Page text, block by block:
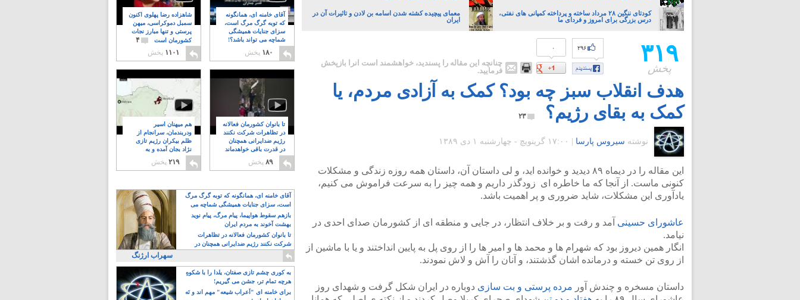
کودتای ننگین ۲۸ مرداد ساخته و پرداخته کمپانی های نفتی،
درس بزرگی برای امروز و فردای ما
معمای پیچیده کشته شدن اسامه بن لادن و تاثیرات آن در
ایران
۳۱۹
پخش
۰ ۲۹۶
چنانچه این مقاله را پسندید، خواهشمند است آنرا بازپخش
فرمایید.
هدف انقلاب سبز چه بود؟ کمک به آزادی مردم، یا
کمک به بقای رژیم؟
۲۳
نوشته سیروس پارسا ۱۷:۰۰ گرينويچ - چهارشنبه ۱ دی ۱۳۸۹
این مقاله را در دیماه ۸۹ دیدید و خوانده اید، و لی داستان آن، داستان همه روزه زندگی و مشکلات
کنونی ماست. از آنجا که ما خاطره ای زودگذر داریم و همه چیز را به سرعت فراموش می کنیم،
یادآوری این مشکلات، شاید ضروری و پر اهمیت باشد.
عاشورای حسینی آمد و رفت و بر خلاف انتظار، در جایی و منطقه ای از کشورمان صدای احدی در
نیامد.
انگار همین دیروز بود که شهرام ها و محمد ها و امیر ها را از روی پل به پایین انداختند و یا با ماشین از
از روی تن خسته و درمانده اشان گذشتند، و آنان را آش و لاش نمودند.
داستان مسخره و چندش آور مرده پرستی و بت سازی دوباره در ایران شکل گرفت و شهدای روز
شاهزاده رضا پهلوی اکنون
سمبل دموکراسی، میهن
پرستی و تنها مبارز نجات
کشورمان است
۴
۱۱۰۱ پخش
آقای خامنه ای، همانگونه
که توبه گرگ مرگ است،
سزای جنایات همیشگی
شماچه می تواند باشد؟!
۸
۱۸۰ پخش
هم میهنان اسیر
ودربندمان، سرانجام از
ظلم بیکران رژیم تازی
نژاد بجان آمده و به
۲۱۹ پخش
تا بانوان کشورمان فعالانه
در تظاهرات شرکت نکنند
رژیم ضدایرانی همچنان
در قدرت باقی خواهدماند
۸
۸۹ پخش
آقای خامنه ای، همانگونه که توبه گرگ مرگ
است، سزای جنایات همیشگی شماچه می
تواند باشد؟!
بازهم سقوط هواپیما، پیام مرگ، پیام نوید
بهشت آخوند به مردم ایران
تا بانوان کشورمان فعالانه در تظاهرات
شرکت نکنند رژیم ضدایرانی همچنان در
قدرت باقی خواهدماند
سهراب ارژنگ
به کوری چشم تازی صفتان، یلدا را با شکوهِ
هرچه تمام تر، جشن می گیریم!
برای خامنه ای "اَعراب شیعه" مهم اند و نَه